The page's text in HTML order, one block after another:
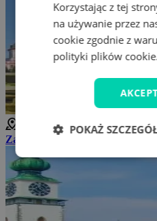
Zamek Trebic
Korzystając z tej
na używanie przez
cookie zgodnie z
polityki plików
POKAŻ